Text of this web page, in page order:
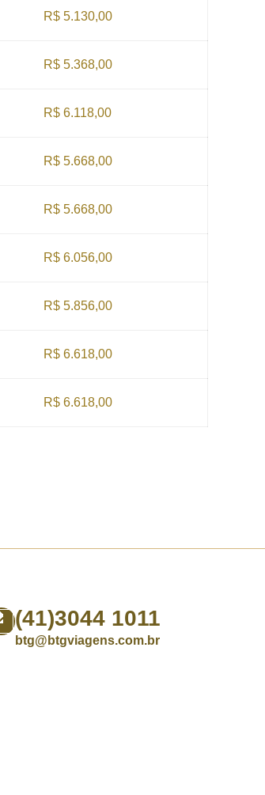
R$ 5.130,00
R$ 5.368,00
R$ 6.118,00
R$ 5.668,00
R$ 5.668,00
R$ 6.056,00
R$ 5.856,00
R$ 6.618,00
R$ 6.618,00
(41)3044 1011
btg@btgviagens.com.br